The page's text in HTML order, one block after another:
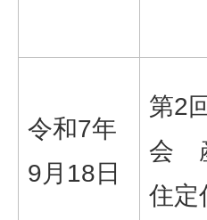
令和7年
9月18日
第2
会
住定